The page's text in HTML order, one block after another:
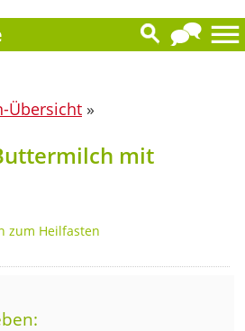
Übersicht »
mit
zum Heilfasten